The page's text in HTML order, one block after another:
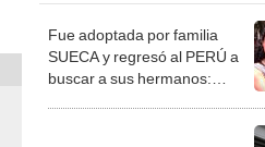
Fue adoptada por familia
SUECA y regresó al PERÚ a
buscar a sus hermanos: